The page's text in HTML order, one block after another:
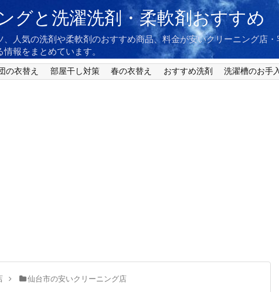
グと洗濯洗剤・柔軟剤おすすめ
人気の洗剤や柔軟剤のおすすめ商品、料金が安いクリーニング店
報をまとめています。
の衣替え 部屋干し対策 春の衣替え おすすめ洗剤 洗濯槽のお手
仙台市の安いクリーニング店